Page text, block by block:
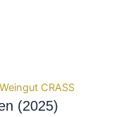
(2025)